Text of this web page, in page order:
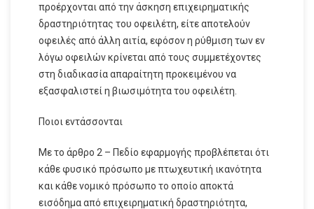
προέρχονται από την άσκηση επιχειρηματικής
δραστηριότητας του οφειλέτη, είτε αποτελούν
οφειλές από άλλη αιτία, εφόσον η ρύθμιση των εν
λόγω οφειλών κρίνεται από τους συμμετέχοντες
στη διαδικασία απαραίτητη προκειμένου να
εξασφαλιστεί η βιωσιμότητα του οφειλέτη.
Ποιοι εντάσσονται
Με το άρθρο 2 – Πεδίο εφαρμογής προβλέπεται ότι
κάθε φυσικό πρόσωπο με πτωχευτική ικανότητα
και κάθε νομικό πρόσωπο το οποίο αποκτά
εισόδημα από επιχειρηματική δραστηριότητα,